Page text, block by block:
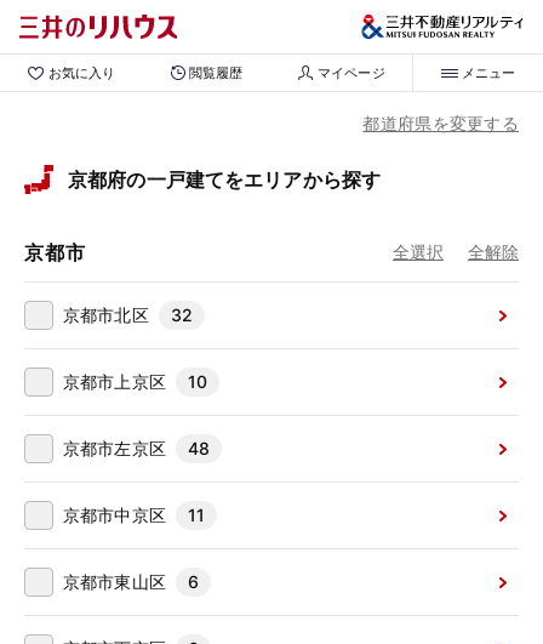
お気に入り 閲覧履歴 マイページ メニュー
都道府県を変更する
京都府の一戸建てをエリアから探す
京都市 全選択 全解除
京都市北区 32
京都市上京区 10
京都市左京区 48
京都市中京区 11
京都市東山区 6